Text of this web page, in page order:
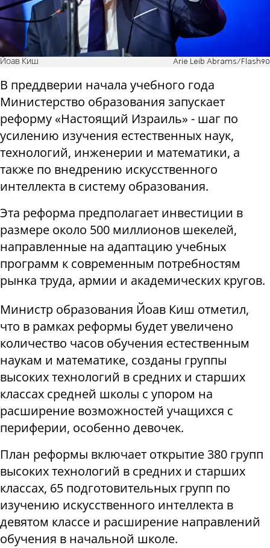
Йоав Киш Arie Leib Abrams/Flash90
В преддверии начала учебного года
Министерство образования запускает
реформу «Настоящий Израиль» - шаг по
усилению изучения естественных наук,
технологий, инженерии и математики, а
также по внедрению искусственного
интеллекта в систему образования.
Эта реформа предполагает инвестиции в
размере около 500 миллионов шекелей,
направленные на адаптацию учебных
программ к современным потребностям
рынка труда, армии и академических кругов.
Министр образования Йоав Киш отметил,
что в рамках реформы будет увеличено
количество часов обучения естественным
наукам и математике, созданы группы
высоких технологий в средних и старших
классах средней школы с упором на
расширение возможностей учащихся с
периферии, особенно девочек.
План реформы включает открытие 380 групп
высоких технологий в средних и старших
классах, 65 подготовительных групп по
изучению искусственного интеллекта в
девятом классе и расширение направлений
обучения в начальной школе.